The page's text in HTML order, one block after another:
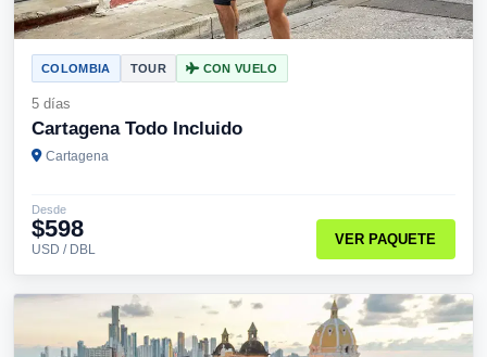
COLOMBIA TOUR CON VUELO
5 días
Cartagena Todo Incluido
Cartagena
Desde
$598
USD / DBL
VER PAQUETE